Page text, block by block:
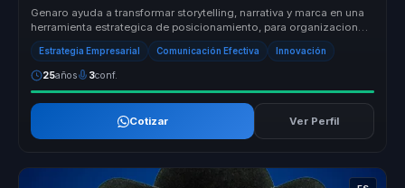
Genaro ayuda a transformar storytelling, narrativa y marca en una
herramienta estrategica de posicionamiento, para organizaciones
que nec...
Estrategia Empresarial Comunicación Efectiva Innovación
25años 3conf.
Cotizar Ver Perfil